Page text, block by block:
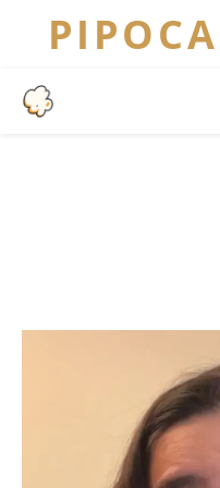
PIPOCA